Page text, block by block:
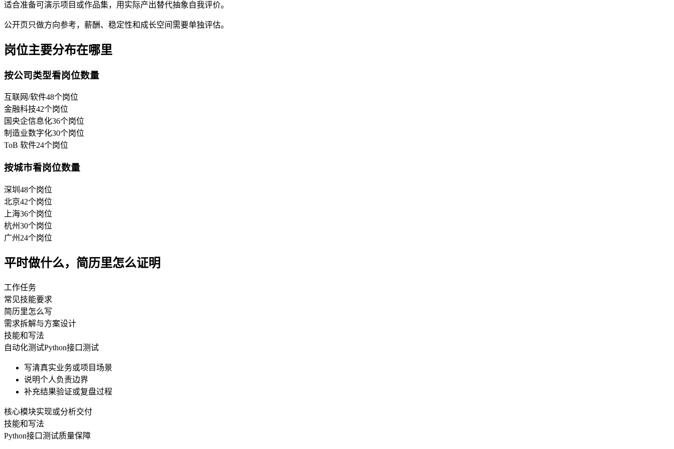
适合准备可演示项目或作品集，用实际产出替代抽象自我评价。
公开页只做方向参考，薪酬、稳定性和成长空间需要单独评估。
岗位主要分布在哪里
按公司类型看岗位数量
互联网/软件48个岗位
金融科技42个岗位
国央企信息化36个岗位
制造业数字化30个岗位
ToB 软件24个岗位
按城市看岗位数量
深圳 48个岗位
北京42个岗位
上海36个岗位
杭州30个岗位
广州 24个岗位
平时做什么，简历里怎么证明
工作任务
常见技能要求
简历里怎么写
需求拆解与方案设计
技能和写法
自动化测试Python接口测试
写清真实业务或项目场景
说明个人负责边界
补充结果验证或复盘过程
核心模块实现或分析交付
技能和写法
Python接口测试质量保障